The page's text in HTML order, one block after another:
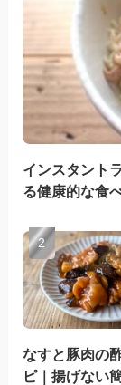
インスタント
る健康的な食
なすと豚肉の
ピ｜揚げない